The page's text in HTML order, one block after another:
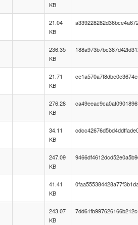
KB
21.04
KB
236.35
KB
21.71
KB
276.28
KB
34.11
KB
247.09
KB
41.41
KB
243.07
KB